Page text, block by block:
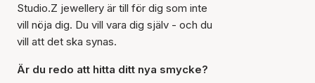
Studio.Z jewellery är till för dig som inte
vill nöja dig. Du vill vara dig själv - och du
vill att det ska synas.
Är du redo att hitta ditt nya smycke?